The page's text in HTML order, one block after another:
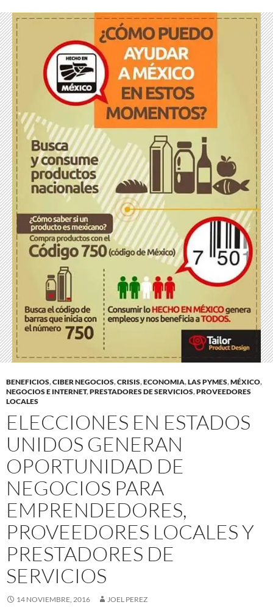
BENEFICIOS,CIBER NEGOCIOS,CRISIS,ECONOMIA,LAS PYMES,MÉXICO,
NEGOCIOS E INTERNET,PRESTADORES DE SERVICIOS,PROVEEDORES
LOCALES
ELECCIONES EN ESTADOS
UNIDOS GENERAN
OPORTUNIDAD DE
NEGOCIOS PARA
EMPRENDEDORES,
PROVEEDORES LOCALES Y
PRESTADORES DE
SERVICIOS
14 NOVIEMBRE, 2016 JOEL PEREZ